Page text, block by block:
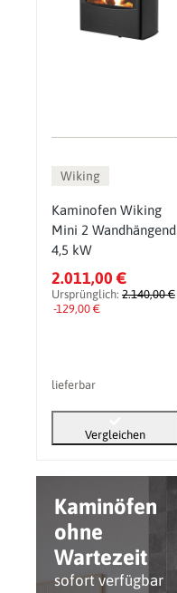
Kaminöfen
ohne
Wartezeit
sofort verfügbar
Wiking
Kaminofen Wiking
Mini 2 Wandhängend
4,5 kW
2.011,00 €
Ursprünglich: 2.140,00 €
-129,00 €
lieferbar
Vergleichen